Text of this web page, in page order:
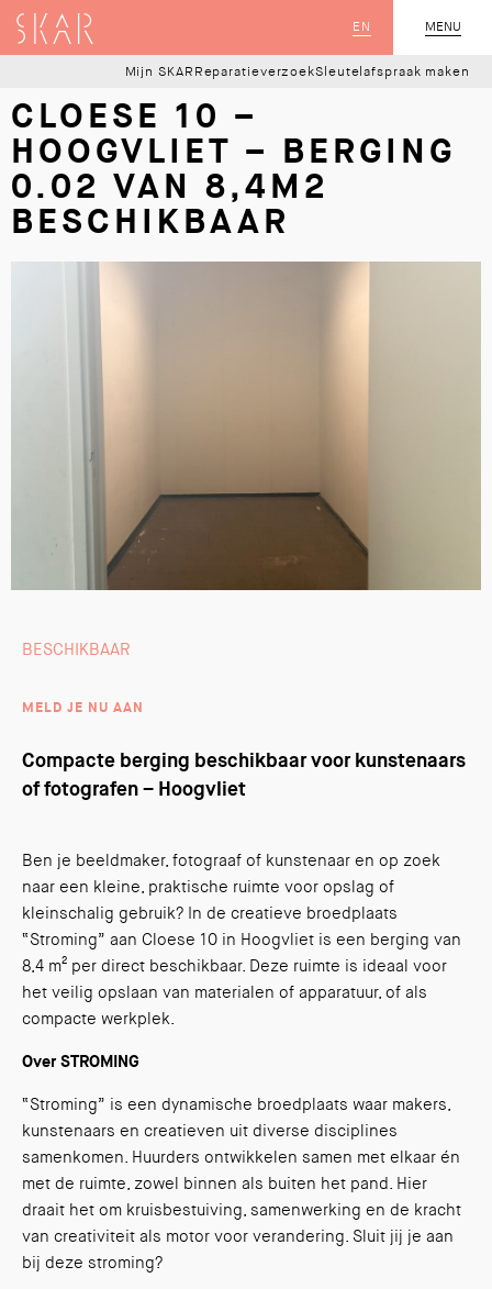
MENU
SLUIT
EN
SKAR
Mijn SKAR ReparatieverzoekSleutelafspraak maken
CLOESE 10 –
HOOGVLIET – BERGING
0.02 VAN 8,4M2
BESCHIKBAAR
BESCHIKBAAR
MELD JE NU AAN
Compacte berging beschikbaar voor kunstenaars
of fotografen – Hoogvliet
Ben je beeldmaker, fotograaf of kunstenaar en op zoek
naar een kleine, praktische ruimte voor opslag of
kleinschalig gebruik? In de creatieve broedplaats
“Stroming” aan Cloese 10 in Hoogvliet is een berging van
8,4 m² per direct beschikbaar. Deze ruimte is ideaal voor
het veilig opslaan van materialen of apparatuur, of als
compacte werkplek.
Over STROMING
“Stroming” is een dynamische broedplaats waar makers,
kunstenaars en creatieven uit diverse disciplines
samenkomen. Huurders ontwikkelen samen met elkaar én
met de ruimte, zowel binnen als buiten het pand. Hier
draait het om kruisbestuiving, samenwerking en de kracht
van creativiteit als motor voor verandering. Sluit jij je aan
bij deze stroming?